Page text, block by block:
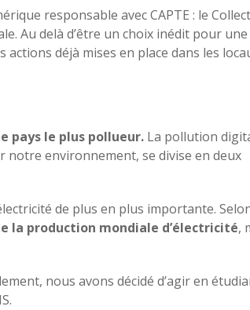
responsable avec CAPTE : le
Au delà d’être un choix inédit pour une
déjà mises en place dans les
pays le plus pollueur. La pollution
notre environnement, se divise en deux
de plus en plus importante.
la production mondiale d’électricité,
nous avons décidé d’agir en